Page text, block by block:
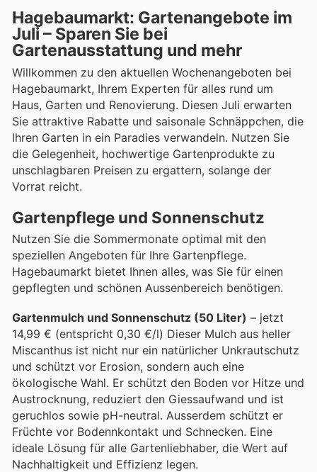
Hagebaumarkt: Gartenangebote im
Juli – Sparen Sie bei
Gartenausstattung und mehr
Willkommen zu den aktuellen Wochenangeboten bei
Hagebaumarkt, Ihrem Experten für alles rund um
Haus, Garten und Renovierung. Diesen Juli erwarten
Sie attraktive Rabatte und saisonale Schnäppchen, die
Ihren Garten in ein Paradies verwandeln. Nutzen Sie
die Gelegenheit, hochwertige Gartenprodukte zu
unschlagbaren Preisen zu ergattern, solange der
Vorrat reicht.
Gartenpflege und Sonnenschutz
Nutzen Sie die Sommermonate optimal mit den
speziellen Angeboten für Ihre Gartenpflege.
Hagebaumarkt bietet Ihnen alles, was Sie für einen
gepflegten und schönen Aussenbereich benötigen.
Gartenmulch und Sonnenschutz (50 Liter) – jetzt
14,99 € (entspricht 0,30 €/l) Dieser Mulch aus heller
Miscanthus ist nicht nur ein natürlicher Unkrautschutz
und schützt vor Erosion, sondern auch eine
ökologische Wahl. Er schützt den Boden vor Hitze und
Austrocknung, reduziert den Giessaufwand und ist
geruchlos sowie pH-neutral. Ausserdem schützt er
Früchte vor Bodennkontakt und Schnecken. Eine
ideale Lösung für alle Gartenliebhaber, die Wert auf
Nachhaltigkeit und Effizienz legen.